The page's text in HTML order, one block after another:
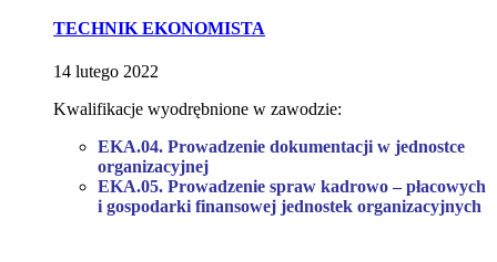
TECHNIK EKONOMISTA
14 lutego 2022
Kwalifikacje wyodrębnione w zawodzie:
EKA.04. Prowadzenie dokumentacji w jednostce
organizacyjnej
EKA.05. Prowadzenie spraw kadrowo – płacowych
i gospodarki finansowej jednostek organizacyjnych